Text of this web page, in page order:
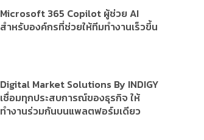
Microsoft 365 Copilot ผู้ช่วย AI
สำหรับองค์กรที่ช่วยให้ทีมทำงานเร็วขึ้น
Digital Market Solutions By INDIGY
เชื่อมทุกประสบการณ์ของธุรกิจ ให้
ทำงานร่วมกันบนแพลตฟอร์มเดียว